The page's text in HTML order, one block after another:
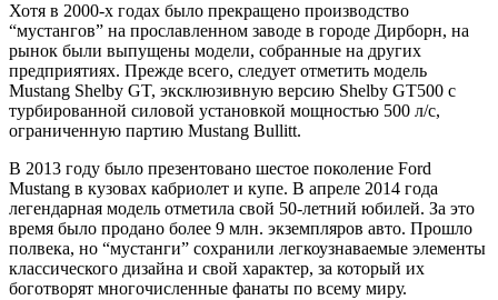
Хотя в 2000-х годах было прекращено производство
“мустангов” на прославленном заводе в городе Дирборн, на
рынок были выпущены модели, собранные на других
предприятиях. Прежде всего, следует отметить модель
Mustang Shelby GT, эксклюзивную версию Shelby GT500 с
турбированной силовой установкой мощностью 500 л/с,
ограниченную партию Mustang Bullitt.
В 2013 году было презентовано шестое поколение Ford
Mustang в кузовах кабриолет и купе. В апреле 2014 года
легендарная модель отметила свой 50-летний юбилей. За это
время было продано более 9 млн. экземпляров авто. Прошло
полвека, но “мустанги” сохранили легкоузнаваемые элементы
классического дизайна и свой характер, за который их
боготворят многочисленные фанаты по всему миру.